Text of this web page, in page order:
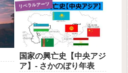
リベラルアーツ
国家の興亡史【中央アジ
ア】- さかのぼり年表